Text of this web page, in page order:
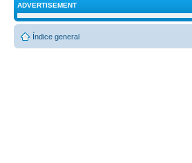
ADVERTISEMENT
Índice general